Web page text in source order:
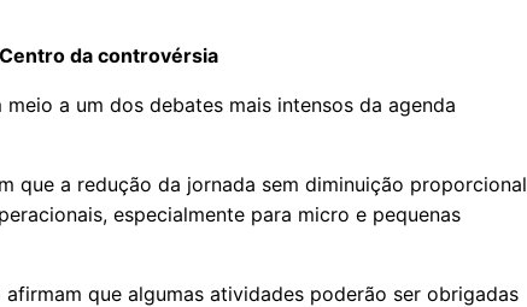
Centro da controvérsia
a um dos debates mais intensos da agenda
que a redução da jornada sem diminuição proporcional
especialmente para micro e pequenas
que algumas atividades poderão ser obrigadas